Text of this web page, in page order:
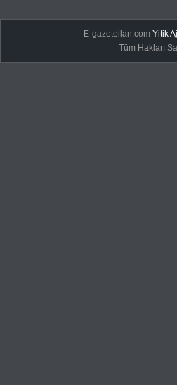
E-gazeteilan.comYitik
Tüm Hakları